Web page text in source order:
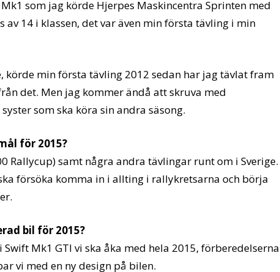
som jag körde Hjerpes Maskincentra Sprinten med
av 14 i klassen, det var även min första tävling i min
körde min första tävling 2012 sedan har jag tävlat fram
det. Men jag kommer ändå att skruva med
som ska köra sin andra säsong.
för 2015?
Rallycup) samt några andra tävlingar runt om i Sverige.
försöka komma in i allting i rallykretsarna och börja
bil för 2015?
Swift Mk1 GTI vi ska åka med hela 2015, förberedelserna
vi med en ny design på bilen.